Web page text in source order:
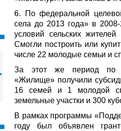
6. По федеральной
села до 2013 года» в
условий сельских
Смогли построить или
числе 22 молодые семьи и
За этот же период по
«Жилище» получили
16 семей и 1 молодой
земельные участки и 300
В рамках программы
году был объявлен